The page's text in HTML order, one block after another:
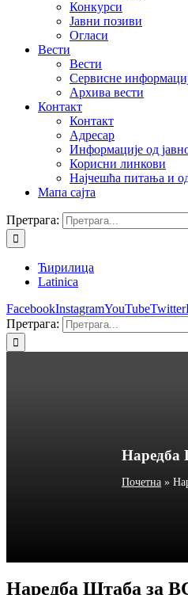
Конкурси
Јавни позиви
Огласи
Вести
Вести
Сервисне
Архива вести
Контакт
Контакт
Адресар
Информације од
Корисни линкови
Најчешћа питања и
Мапа сајта
Претрага:
Ћирилица
Latinica
FacebookInstagramYouTubeTwitter
Претрага:
Наредба
Почетна »
Наредба Штаба за